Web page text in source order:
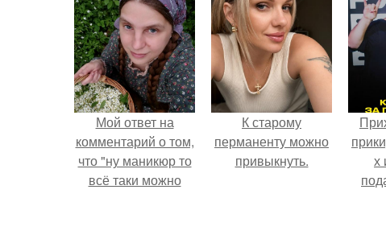
Мой ответ на
комментарий о том,
что "ну маникюр то
всё таки можно
К старому
перманенту можно
привыкнуть.
х